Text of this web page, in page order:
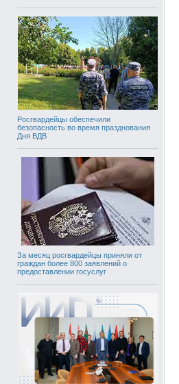
Росгвардейцы обеспечили
безопасность во время празднования
Дня ВДВ
За месяц росгвардейцы приняли от
граждан более 800 заявлений о
предоставлении госуслуг